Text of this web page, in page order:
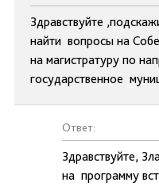
Здравствуйте
найти вопросы на
на магистратуру по
государственное
Ответ:
Здравствуйте,
на программу